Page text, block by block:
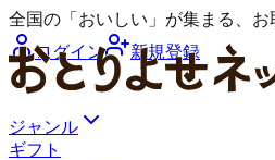
全国の「おいしい」が集まる、お
ログイン
新規登録
ジャンル
ギフト